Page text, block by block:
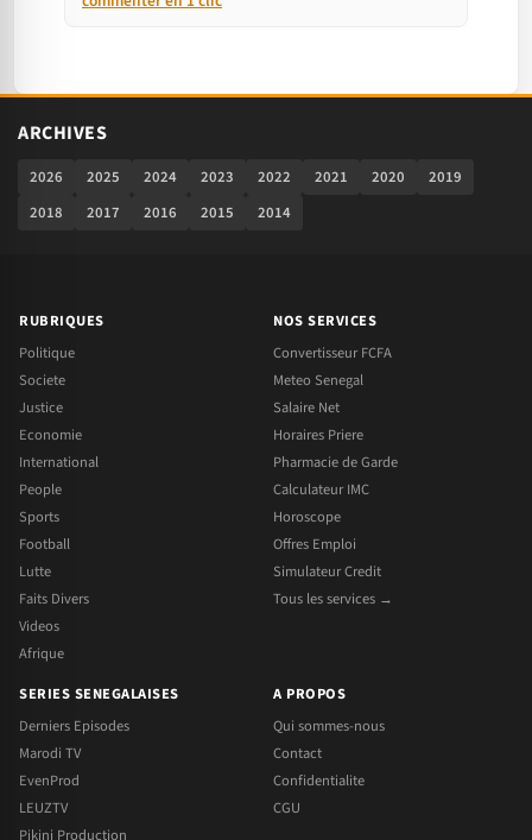
ARCHIVES
2026 2025 2024 2023 2022 2021 2020
2019
2018
2017 2016 2015 2014
RUBRIQUES
Politique
Societe
Justice
Economie
International
People
Sports
Football
Lutte
Faits Divers
Videos
Afrique
NOS SERVICES
Convertisseur FCFA
Meteo Senegal
Salaire Net
Horaires Priere
Pharmacie de Garde
Calculateur IMC
Horoscope
Offres Emploi
Simulateur Credit
Tous les services →
SERIES SENEGALAISES
Derniers Episodes
Marodi TV
EvenProd
LEUZTV
Pikini Production
A PROPOS
Qui sommes-nous
Contact
Confidentialite
CGU